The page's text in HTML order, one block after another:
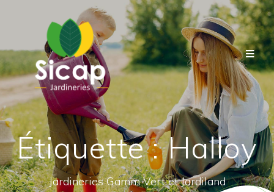
Étiquette :Halloy
Jardineries Gamm Vert et Jardiland